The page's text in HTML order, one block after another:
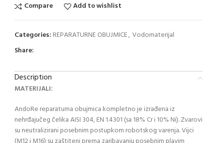
Compare Add to wishlist
Categories: REPARATURNE OBUJMICE, Vodomaterijal
Share:
Description
MATERIJALI:
AndoRe reparaturna obujmica kompletno je izrađena iz
nehrđajučeg čelika AISI 304, EN 1.4301 (sa 18% Cr i 10% Ni). Zvarovi
su neutralizirani posebnim postupkom robotskog varenja. Vijci